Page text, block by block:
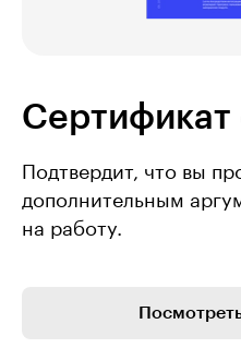
Сертификат
Подтвердит, что вы
дополнительным
на работу.